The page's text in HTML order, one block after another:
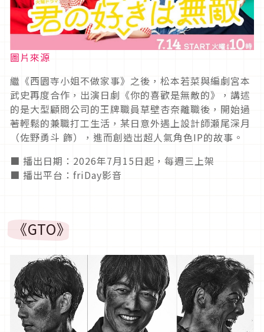
圖片來源
繼《西園寺小姐不做家事》之後，松本若菜與編劇宮本
武史󠀠再度合作，出演日劇《你的喜歡是無敵的》，講述
的是大型顧問公司的王牌職員草壁杏奈離職後，開始過
著輕鬆的兼職打工生活，某日意外遇上設計師瀬尾深月
（佐野勇斗 飾），進而創造出超人氣角色IP的故事。
■ 播出日期：2026年7月15日起，每週三上架
■ 播出平台：friDay影音
《GTO》